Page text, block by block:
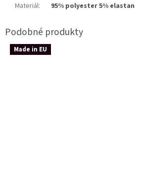
Materiál: 95% polyester 5% elastan
Made in EU